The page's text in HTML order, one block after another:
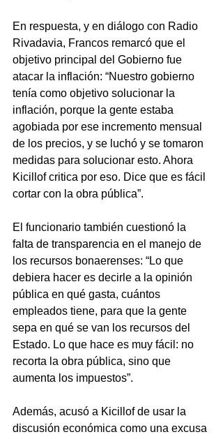
En respuesta, y en diálogo con Radio
Rivadavia, Francos remarcó que el
objetivo principal del Gobierno fue
atacar la inflación: “Nuestro gobierno
tenía como objetivo solucionar la
inflación, porque la gente estaba
agobiada por ese incremento mensual
de los precios, y se luchó y se tomaron
medidas para solucionar esto. Ahora
Kicillof critica por eso. Dice que es fácil
cortar con la obra pública”.
El funcionario también cuestionó la
falta de transparencia en el manejo de
los recursos bonaerenses: “Lo que
debiera hacer es decirle a la opinión
pública en qué gasta, cuántos
empleados tiene, para que la gente
sepa en qué se van los recursos del
Estado. Lo que hace es muy fácil: no
recorta la obra pública, sino que
aumenta los impuestos”.
Además, acusó a Kicillof de usar la
discusión económica como una excusa